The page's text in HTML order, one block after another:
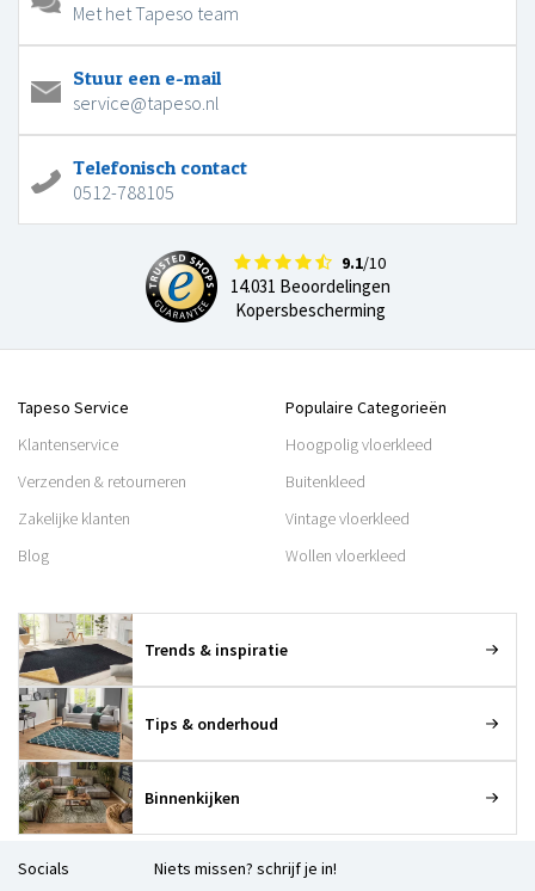
Met het Tapeso team
Stuur een e-mail
service@tapeso.nl
Telefonisch contact
0512-788105
9.1/10
14.031 Beoordelingen
Kopersbescherming
Tapeso Service
Klantenservice
Verzenden & retourneren
Zakelijke klanten
Blog
Populaire Categorieën
Hoogpolig vloerkleed
Buitenkleed
Vintage vloerkleed
Wollen vloerkleed
Trends & inspiratie
Tips & onderhoud
Binnenkijken
Socials Niets missen? schrijf je in!